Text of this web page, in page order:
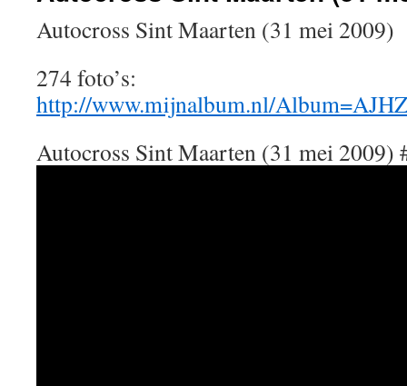
Autocross Sint Maarten (31 mei 2009)
274 foto’s:
http://www.mijnalbum.nl/
Autocross Sint Maarten (31 mei 2009)